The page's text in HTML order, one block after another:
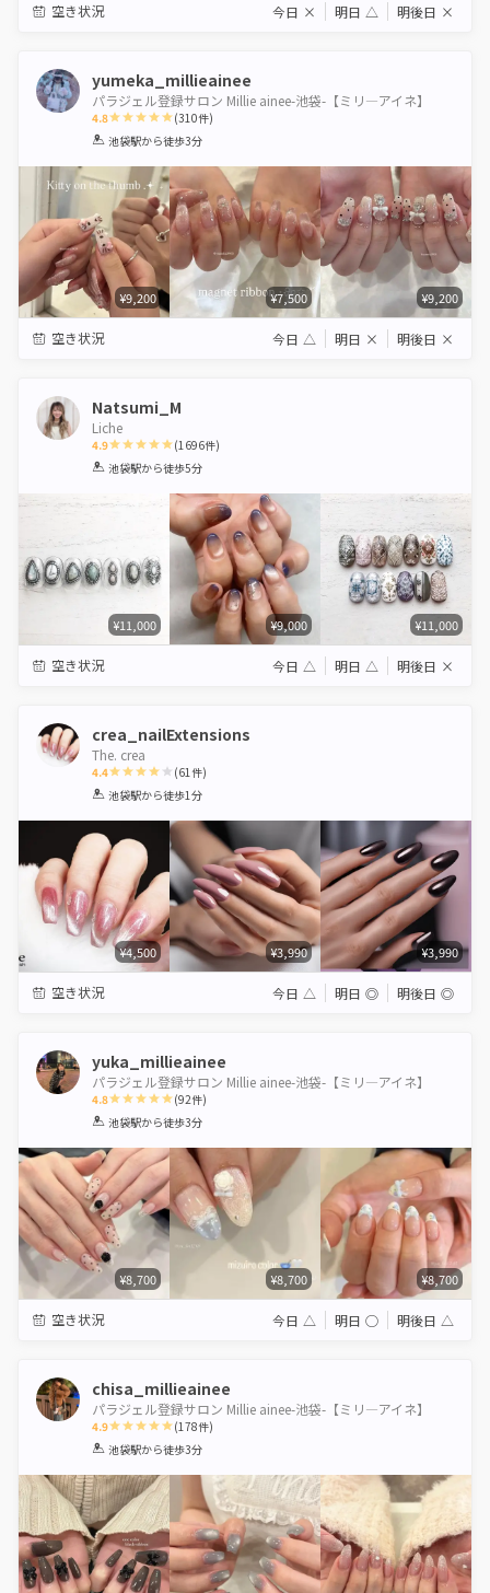
空き状況 今日 × 明日 △ 明後日 ×
yumeka_millieainee
パラジェル登録サロン Millie ainee-池袋-【ミリ―アイネ】
4.8
1 2 3 4 5
(310件)
池袋駅から徒歩3分
¥9,200 ¥7,500 ¥9,200
空き状況 今日 △ 明日 × 明後日 ×
Natsumi_M
Liche
4.9
1 2 3 4 5
(1696件)
池袋駅から徒歩5分
¥11,000 ¥9,000 ¥11,000
空き状況 今日 △ 明日 △ 明後日 ×
crea_nailExtensions
The. crea
4.4
1 2 3 4 5
(61件)
池袋駅から徒歩1分
¥4,500 ¥3,990 ¥3,990
空き状況 今日 △ 明日 ◎ 明後日 ◎
yuka_millieainee
パラジェル登録サロン Millie ainee-池袋-【ミリ―アイネ】
4.8
1 2 3 4 5
(92件)
池袋駅から徒歩3分
¥8,700 ¥8,700 ¥8,700
空き状況 今日 △ 明日 ◯ 明後日 △
chisa_millieainee
パラジェル登録サロン Millie ainee-池袋-【ミリ―アイネ】
4.9
1 2 3 4 5
(178件)
池袋駅から徒歩3分